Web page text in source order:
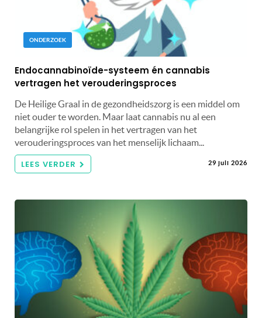
ONDERZOEK
Endocannabinoïde-systeem én cannabis
vertragen het verouderingsproces
De Heilige Graal in de gezondheidszorg is een middel om
niet ouder te worden. Maar laat cannabis nu al een
belangrijke rol spelen in het vertragen van het
verouderingsproces van het menselijk lichaam...
LEES VERDER 29 juli 2026